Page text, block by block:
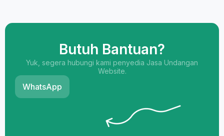
Butuh Bantuan?
Yuk, segera hubungi kami penyedia Jasa Undangan
Website.
WhatsApp